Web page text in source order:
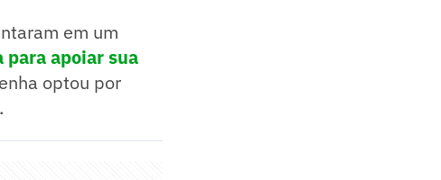
em um
apoiar sua
optou por